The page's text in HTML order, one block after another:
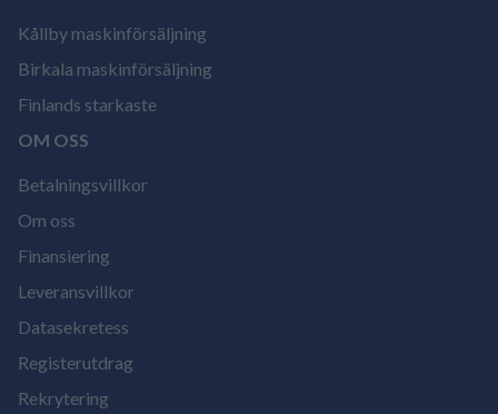
Kållby maskinförsäljning
Birkala maskinförsäljning
Finlands starkaste
OM OSS
Betalningsvillkor
Om oss
Finansiering
Leveransvillkor
Datasekretess
Registerutdrag
Rekrytering